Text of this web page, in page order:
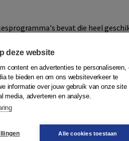
bevat die heel
gaan doen.
taalcursussen aan. Een paar van die
paar keer per jaar een MOOC
deze MOOC leren anderstaligen hoe
cursus is de cursist 'goed onderweg
opNederlands voor anderstaligen
deze website
content en advertenties te personaliseren,
te bieden en om ons websiteverkeer te
informatie over jouw gebruik van onze site
media, adverteren en analyse.
Alle cookies toestaan